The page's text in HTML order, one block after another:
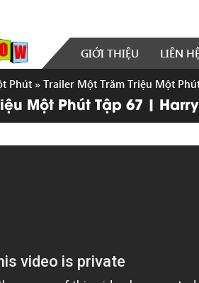
GIỚI THIỆU LIÊN
Phút » Trailer Một Trăm Triệu Một
Một Phút Tập 67 |